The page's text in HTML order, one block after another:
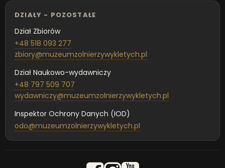
DZIAŁY - POZOSTAŁE
Dział Zbiorów
+48 518 093 277
zbiory@muzeumzolnierzywykletych.pl
Dział Naukowo-wydawniczy
+48 797 509 707
wydawniczy@muzeumzolnierzywykletych.pl
Inspektor Ochrony Danych (IOD)
odo@muzeumzolnierzywykletych.pl